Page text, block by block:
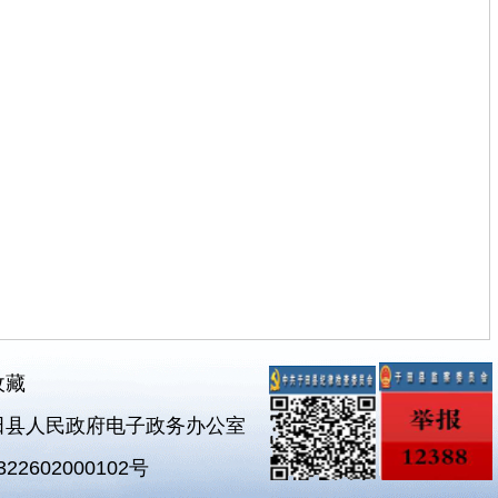
藏
人民政府电子政务办公室
号